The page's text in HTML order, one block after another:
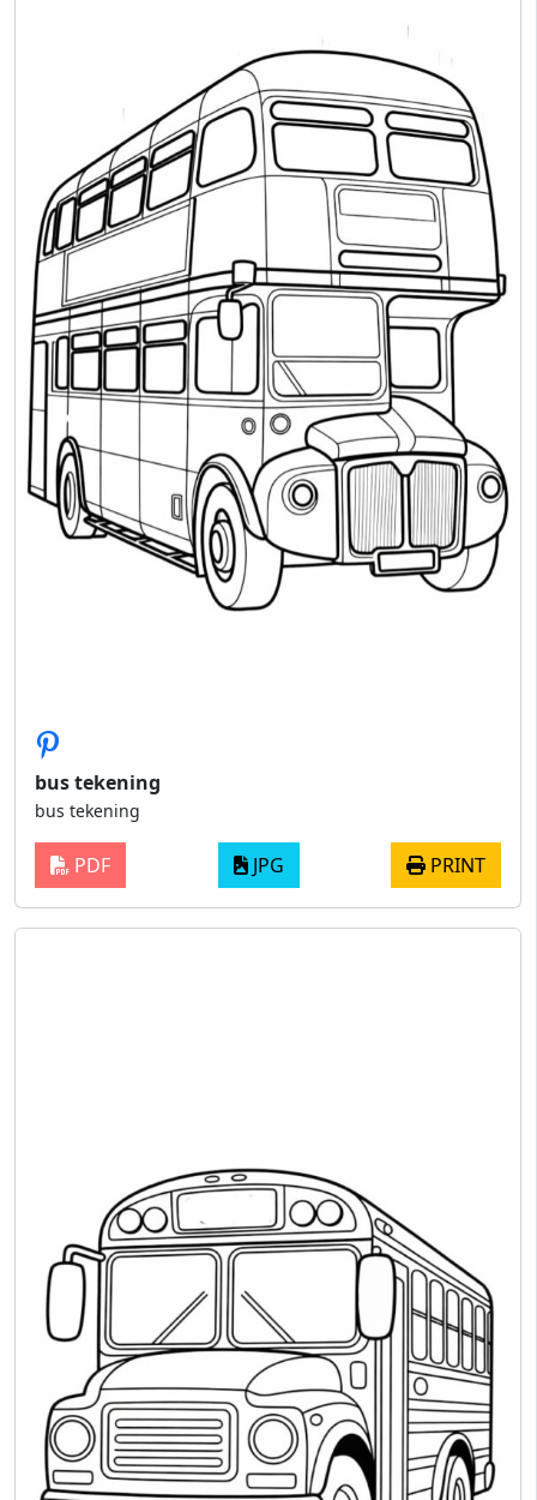
bus tekening
bus tekening
PDF JPG PRINT